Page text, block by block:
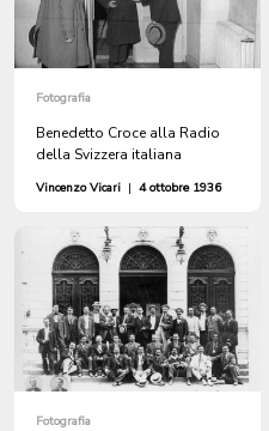
Fotografia
Benedetto Croce alla Radio
della Svizzera italiana
Vincenzo Vicari | 4 ottobre 1936
Fotografia